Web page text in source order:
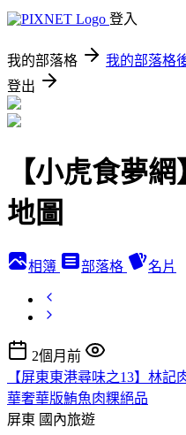
登入
我的部落格 我的部落格
登出
【小虎食夢
地圖
相簿 部落格 名片
2個月前
【屏東東港尋味之13】林
華奢華版鮪魚肉粿絕品
屏東 國內旅遊